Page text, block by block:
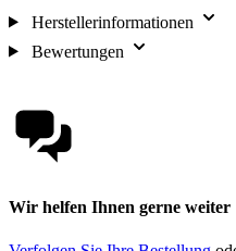
Herstellerinformationen
Bewertungen
Wir helfen Ihnen gerne weiter